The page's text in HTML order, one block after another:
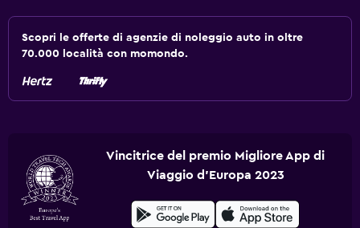
Scopri le offerte di agenzie di noleggio auto in oltre
70.000 località con momondo.
Vincitrice del premio Migliore App di
Viaggio d'Europa 2023